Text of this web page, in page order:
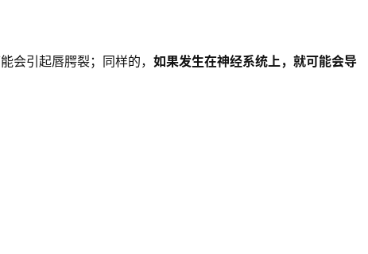
会引起唇腭裂；同样的， 如果发生在神经系统上，就可能会导